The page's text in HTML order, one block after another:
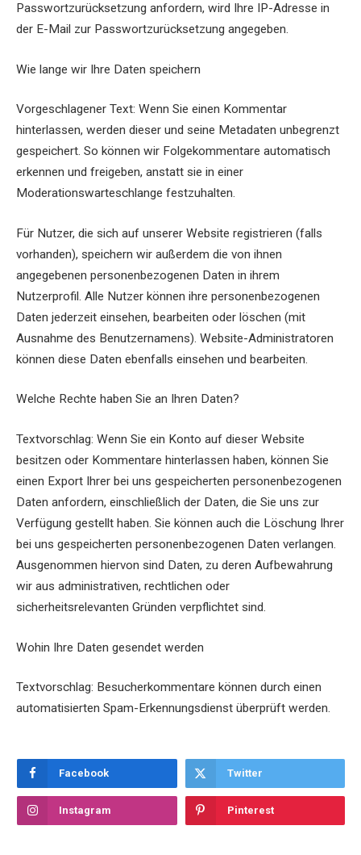
Passwortzurücksetzung anfordern, wird Ihre IP-Adresse in
der E-Mail zur Passwortzurücksetzung angegeben.
Wie lange wir Ihre Daten speichern
Vorgeschlagener Text: Wenn Sie einen Kommentar
hinterlassen, werden dieser und seine Metadaten unbegrenzt
gespeichert. So können wir Folgekommentare automatisch
erkennen und freigeben, anstatt sie in einer
Moderationswarteschlange festzuhalten.
Für Nutzer, die sich auf unserer Website registrieren (falls
vorhanden), speichern wir außerdem die von ihnen
angegebenen personenbezogenen Daten in ihrem
Nutzerprofil. Alle Nutzer können ihre personenbezogenen
Daten jederzeit einsehen, bearbeiten oder löschen (mit
Ausnahme des Benutzernamens). Website-Administratoren
können diese Daten ebenfalls einsehen und bearbeiten.
Welche Rechte haben Sie an Ihren Daten?
Textvorschlag: Wenn Sie ein Konto auf dieser Website
besitzen oder Kommentare hinterlassen haben, können Sie
einen Export Ihrer bei uns gespeicherten personenbezogenen
Daten anfordern, einschließlich der Daten, die Sie uns zur
Verfügung gestellt haben. Sie können auch die Löschung Ihrer
bei uns gespeicherten personenbezogenen Daten verlangen.
Ausgenommen hiervon sind Daten, zu deren Aufbewahrung
wir aus administrativen, rechtlichen oder
sicherheitsrelevanten Gründen verpflichtet sind.
Wohin Ihre Daten gesendet werden
Textvorschlag: Besucherkommentare können durch einen
automatisierten Spam-Erkennungsdienst überprüft werden.
Facebook Twitter
Instagram Pinterest